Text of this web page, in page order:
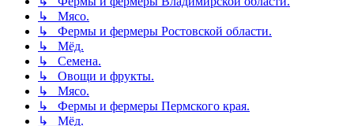
↳ Мясо.
↳ Фермы и фермеры Ростовской области.
↳ Мёд.
↳ Семена.
↳ Овощи и фрукты.
↳ Мясо.
↳ Фермы и фермеры Пермского края.
↳ Мёд.